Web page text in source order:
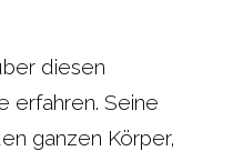
diesen
erfahren. Seine
ganzen Körper,